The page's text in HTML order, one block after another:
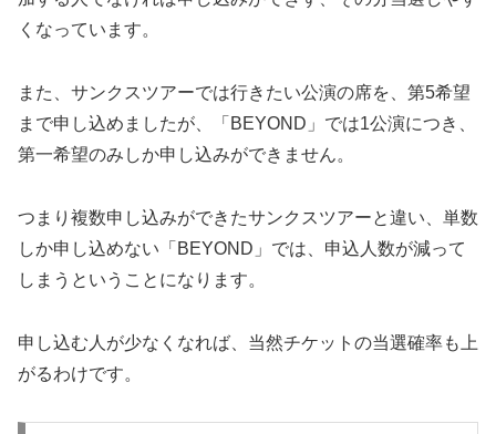
くなっています。
また、サンクスツアーでは行きたい公演の席を、第5希望
まで申し込めましたが、「BEYOND」では1公演につき、
第一希望のみしか申し込みができません。
つまり複数申し込みができたサンクスツアーと違い、単数
しか申し込めない「BEYOND」では、申込人数が減って
しまうということになります。
申し込む人が少なくなれば、当然チケットの当選確率も上
がるわけです。